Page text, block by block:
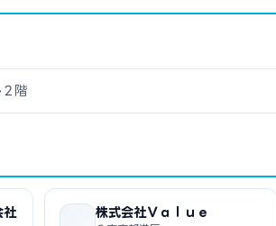
階
社 株式会社Ｖａｌｕｅ